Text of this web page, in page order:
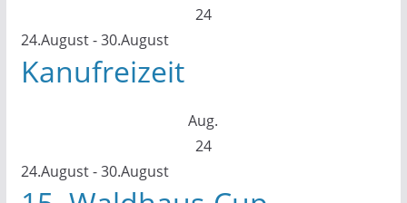
24
24.August-30.August
Kanufreizeit
Aug.
24
24.August-30.August